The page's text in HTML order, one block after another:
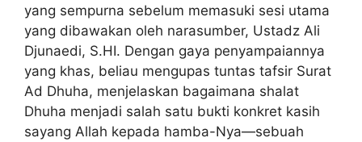
yang sempurna sebelum memasuki sesi utama
yang dibawakan oleh narasumber, Ustadz Ali
Djunaedi, S.HI. Dengan gaya penyampaiannya
yang khas, beliau mengupas tuntas tafsir Surat
Ad Dhuha, menjelaskan bagaimana shalat
Dhuha menjadi salah satu bukti konkret kasih
sayang Allah kepada hamba-Nya—sebuah